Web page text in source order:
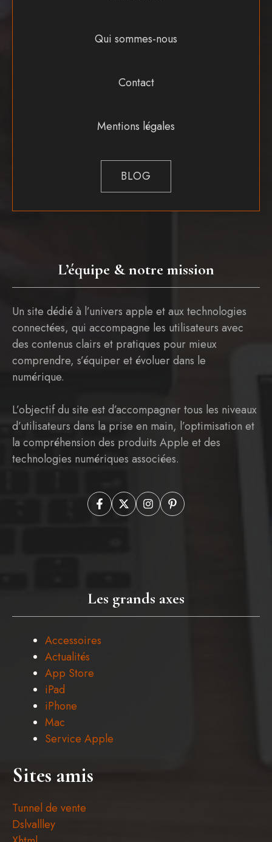
L’équipe & notre mission
Un site dédié à l’univers apple et aux technologies
connectées, qui accompagne les utilisateurs avec
des contenus clairs et pratiques pour mieux
comprendre, s’équiper et évoluer dans le
numérique.
L’objectif du site est d’accompagner tous les niveaux
d’utilisateurs dans la prise en main, l’optimisation et
la compréhension des produits Apple et des
technologies numériques associées.
Qui sommes-nous
Contact
Mentions légales
BLOG
Les grands axes
Accessoires
Actualités
App Store
iPad
iPhone
Mac
Service Apple
Sites amis
Tunnel de vente
Dslvallley